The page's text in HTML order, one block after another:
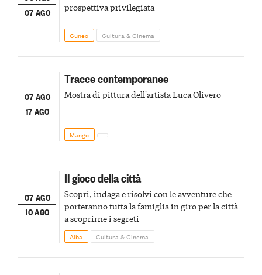
07 AGO
prospettiva privilegiata
Cuneo Cultura & Cinema
07 AGO
17 AGO
Tracce contemporanee
Mostra di pittura dell'artista Luca Olivero
Mango
07 AGO
10 AGO
Il gioco della città
Scopri, indaga e risolvi con le avventure che
porteranno tutta la famiglia in giro per la città
a scoprirne i segreti
Alba Cultura & Cinema